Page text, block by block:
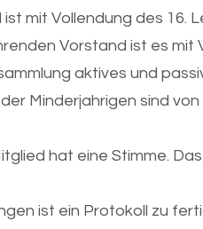
mit Vollendung des 16.
Vorstand ist es mit
aktives und
Minderjahrigen sind
hat eine Stimme.
ist ein Protokoll zu